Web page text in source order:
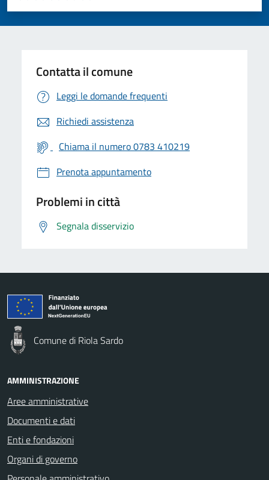
Valuta 5 stelle su 5
Valuta 4 stelle su 5
Valuta 3 stelle su 5
Valuta 2 stelle su 5
Valuta 1 stelle su 5
Contatta il comune
Leggi le domande frequenti
Richiedi assistenza
Chiama il numero 0783 410219
Prenota appuntamento
Problemi in città
Segnala disservizio
Comune di Riola Sardo
AMMINISTRAZIONE
Aree amministrative
Documenti e dati
Enti e fondazioni
Organi di governo